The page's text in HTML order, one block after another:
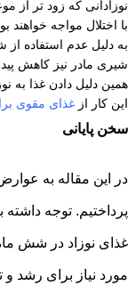
نوزادانی که زود تر از
با اختلال مواجه خواهند
به دلیل عدم استفاده
شیری مادر نیز کاهش
این کار از غذای مقوی
سخن پایانی
در این مقاله به
پرداختیم. توجه
غذای نوزاد در شش
مورد نیاز برای رشد